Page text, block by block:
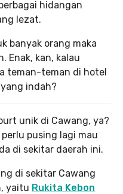
hidangan
lezat.
banyak orang maka
Enak, kan, kalau
teman-teman di hotel
indah?
unik di Cawang, ya?
pusing lagi mau
di sekitar daerah ini.
di sekitar Cawang
yaitu Rukita Kebon